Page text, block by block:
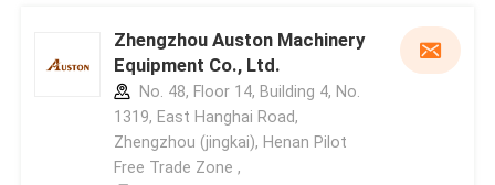
Zhengzhou Auston Machinery
Equipment Co., Ltd.
No. 48, Floor 14, Building 4, No.
1319, East Hanghai Road,
Zhengzhou (jingkai), Henan Pilot
Free Trade Zone ,